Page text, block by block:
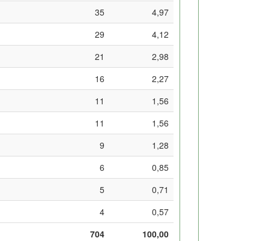
35
4,97
29
4,12
21
2,98
16
2,27
11
1,56
11
1,56
9
1,28
6
0,85
5
0,71
4
0,57
704
100,00